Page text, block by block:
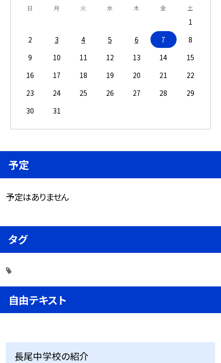
日 月 火 水 木 金 土
1
2
3 4 5 6 7
8
9
10 11 12 13 14
15
16
17 18 19 20 21
22
23
24 25 26 27 28
29
30
31
予定
予定はありません
タグ
自由テキスト
長尾中学校の紹介